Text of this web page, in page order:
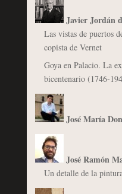
Javier Jordán
Las vistas de puertos
copista de Vernet
Goya en Palacio. La
bicentenario (1746-
José María
José Ramón
Un detalle de la